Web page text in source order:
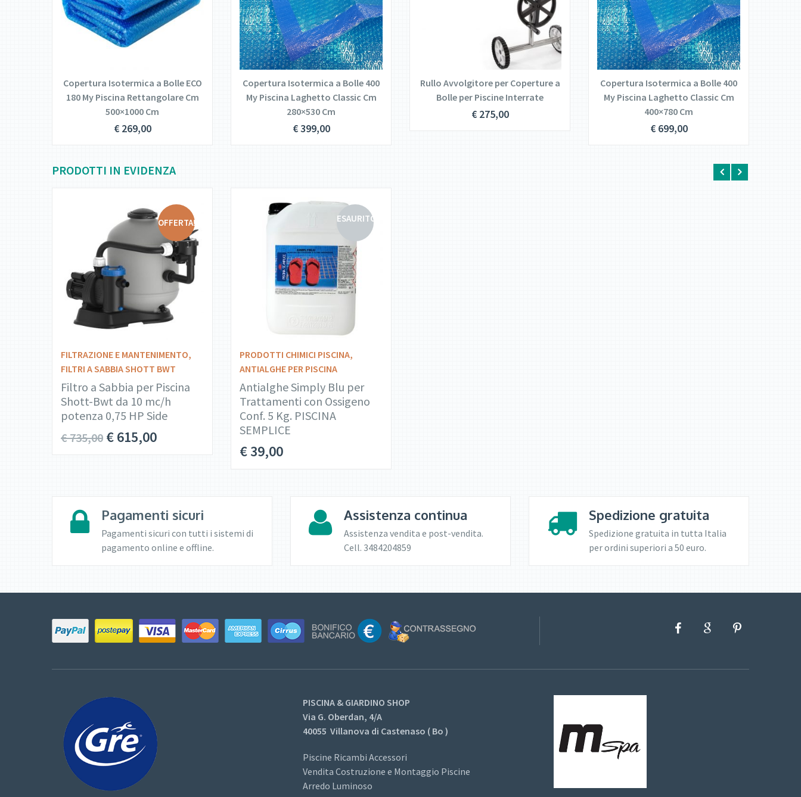
Copertura Isotermica a Bolle ECO
180 My Piscina Rettangolare Cm
500×1000 Cm
€269,00
LEGGI TUTTO
Copertura Isotermica a Bolle 400
My Piscina Laghetto Classic Cm
280×530 Cm
€399,00
LEGGI TUTTO
Rullo Avvolgitore per Coperture a
Bolle per Piscine Interrate
€275,00
LEGGI TUTTO
Copertura Isotermica a Bolle 400
My Piscina Laghetto Classic Cm
400×780 Cm
€699,00
PRODOTTI IN EVIDENZA
OFFERTA!
DETTAGLI
AGGIUNGI AL
CARRELLO
FILTRAZIONE E MANTENIMENTO,
FILTRI A SABBIA SHOTT BWT
Filtro a Sabbia per Piscina
Shott-Bwt da 10 mc/h
potenza 0,75 HP Side
€735,00 €615,00
ESAURITO
DETTAGLI
PRODOTTI CHIMICI PISCINA,
ANTIALGHE PER PISCINA
Antialghe Simply Blu per
Trattamenti con Ossigeno
Conf. 5 Kg. PISCINA
SEMPLICE
€39,00
Pagamenti sicuri
Pagamenti sicuri con tutti i sistemi di
pagamento online e offline.
Assistenza continua
Assistenza vendita e post-vendita.
Cell. 3484204859
Spedizione gratuita
Spedizione gratuita in tutta Italia
per ordini superiori a 50 euro.
PISCINA & GIARDINO SHOP
Via G. Oberdan, 4/A
40055 Villanova di Castenaso ( Bo )
Piscine Ricambi Accessori
Vendita Costruzione e Montaggio Piscine
Arredo Luminoso